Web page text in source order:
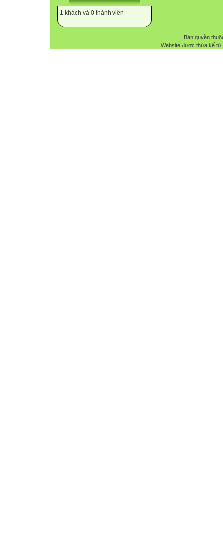
1 khách và 0 thành viên
Bản quyền
Website được thừa kế từ